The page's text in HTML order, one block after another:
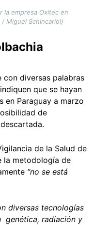
la empresa Oxitec en
/ Miguel Schincariol)
con diversas palabras
que se hayan
en Paraguay a marzo
de
de la Salud de
la metodología de
“no se está
diversas tecnologías
genética, radiación y